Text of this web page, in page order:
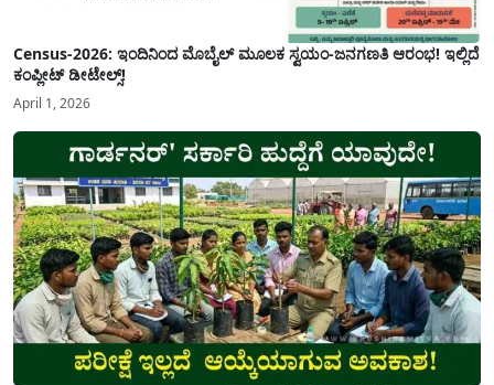
Census-2026: ಇಂದಿನಿಂದ ಮೊಬೈಲ್ ಮೂಲಕ ಸ್ವಯಂ-ಜನಗಣತಿ ಆರಂಭ! ಇಲ್ಲಿದೆ
ಕಂಪ್ಲೀಟ್ ಡೀಟೇಲ್ಸ್!
April 1, 2026